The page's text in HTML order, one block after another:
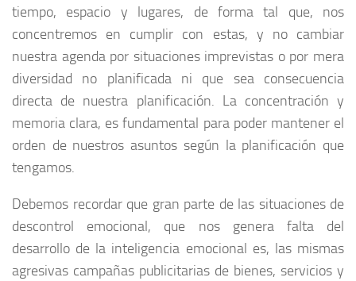
tiempo, espacio y lugares, de forma tal que, nos
concentremos en cumplir con estas, y no cambiar
nuestra agenda por situaciones imprevistas o por mera
diversidad no planificada ni que sea consecuencia
directa de nuestra planificación. La concentración y
memoria clara, es fundamental para poder mantener el
orden de nuestros asuntos según la planificación que
tengamos.
Debemos recordar que gran parte de las situaciones de
descontrol emocional, que nos genera falta del
desarrollo de la inteligencia emocional es, las mismas
agresivas campañas publicitarias de bienes, servicios y